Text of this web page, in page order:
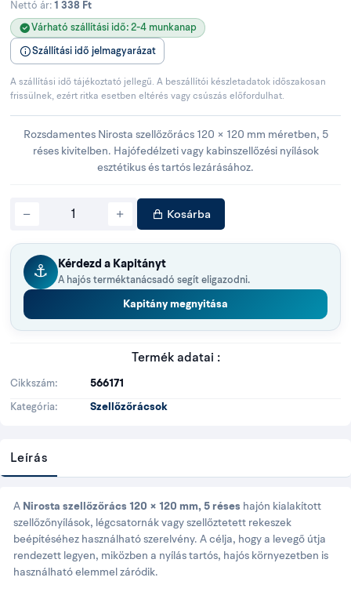
Nettó ár: 1 338 Ft
Várható szállítási idő: 2-4 munkanap
Szállítási idő jelmagyarázat
A szállítási idő tájékoztató jellegű. A beszállítói készletadatok időszakosan
frissülnek, ezért ritka esetben eltérés vagy csúszás előfordulhat.
Rozsdamentes Nirosta szellőzőrács 120 × 120 mm méretben, 5
réses kivitelben. Hajófedélzeti vagy kabinszellőzési nyílások
esztétikus és tartós lezárásához.
Kosárba
⚓ Kérdezd a Kapitányt
A hajós terméktanácsadó segít eligazodni.
Kapitány megnyitása
Termék adatai :
Cikkszám 566171
Kategória Szellőzőrácsok
Leírás
A Nirosta szellőzőrács 120 × 120 mm, 5 réses hajón kialakított
szellőzőnyílások, légcsatornák vagy szellőztetett rekeszek
beépítéséhez használható szerelvény. A célja, hogy a levegő útja
rendezett legyen, miközben a nyílás tartós, hajós környezetben is
használható elemmel záródik.